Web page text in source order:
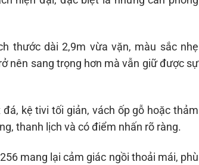
thước dài 2,9m vừa vặn, màu sắc nhẹ
nên sang trọng hơn mà vẫn giữ được sự
kệ tivi tối giản, vách ốp gỗ hoặc thảm
thanh lịch và có điểm nhấn rõ ràng.
mang lại cảm giác ngồi thoải mái, phù